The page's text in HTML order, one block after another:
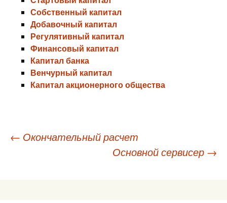
Собственный капитал
Добавочный капитал
Регулятивный капитал
Финансовый капитал
Капитал банка
Венчурный капитал
Капитал акционерного общества
Навигация
← Окончательный расчет
Основной сервисер →